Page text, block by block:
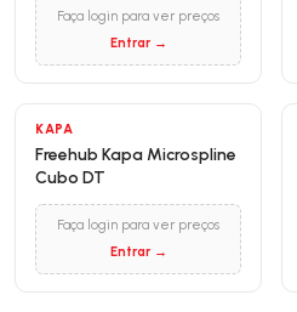
Faça login para ver preços
Entrar →
KAPA
Freehub Kapa Microspline
Cubo DT
Faça login para ver preços
Entrar →